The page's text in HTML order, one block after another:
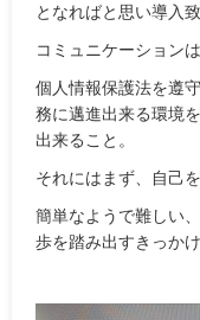
となればと思い導入
コミュニケーション
個人情報保護法を遵
務に邁進出来る環境
出来ること。
それにはまず、自己
簡単なようで難しい
歩を踏み出すきっか